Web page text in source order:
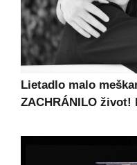
Lietadlo malo
ZACHRÁNILO život!